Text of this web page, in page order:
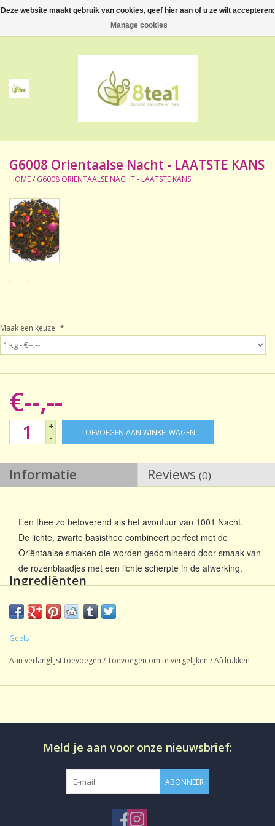
0 Artikelen - €--,--
Thee
Accessoires
NIEUW! Verpakte thee
BeppeDeli en 8tea1
Contact
Sale!
Laatste kans!
G6008 Orientaalse Nacht - LAATSTE KANS
HOME/ G6008 ORIENTAALSE NACHT - LAATSTE KANS
Maak een keuze: *
€--,--
+
-
TOEVOEGEN AAN WINKELWAGEN
Informatie Reviews (0)
Een thee zo betoverend als het avontuur van 1001 Nacht.
De lichte, zwarte basisthee combineert perfect met de
Oriëntaalse smaken die worden gedomineerd door smaak van
de rozenblaadjes met een lichte scherpte in de afwerking.
Ingrediënten
polenmunt, aroma, verbena, kurkuma, rozenblaadjes, chili,
Geels
Aan verlanglijst toevoegen /Toevoegen om te vergelijken /Afdrukken
Meld je aan voor onze nieuwsbrief:
ABONNEER
Deze website maakt gebruik van cookies, geef hier aan of u ze wilt accepteren:
Manage cookies